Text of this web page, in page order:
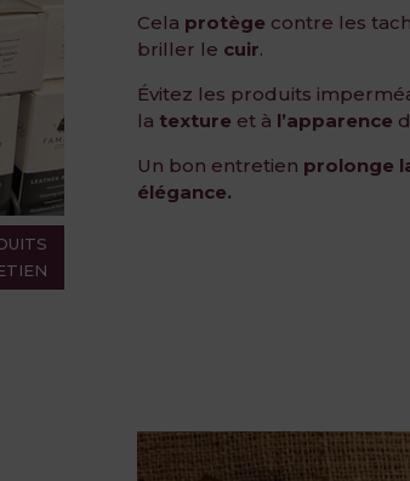
Cela protège contre les
briller le cuir.
Évitez les produits
la texture et à l’apparence
Un bon entretien prolonge
élégance.